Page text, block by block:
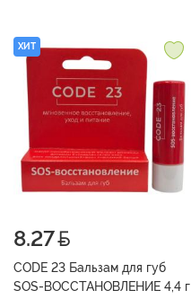
ХИТ
8.27
CODE 23 Бальзам для губ
SOS-ВОССТАНОВЛЕНИЕ 4,4 г